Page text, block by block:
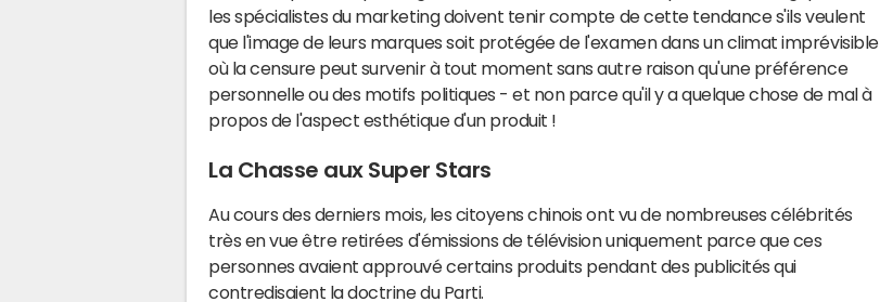
les spécialistes du marketing doivent tenir compte de cette tendance s'ils veulent
que l'image de leurs marques soit protégée de l'examen dans un climat imprévisible
où la censure peut survenir à tout moment sans autre raison qu'une préférence
personnelle ou des motifs politiques - et non parce qu'il y a quelque chose de mal à
propos de l'aspect esthétique d'un produit !
La Chasse aux Super Stars
Au cours des derniers mois, les citoyens chinois ont vu de nombreuses célébrités
très en vue être retirées d'émissions de télévision uniquement parce que ces
personnes avaient approuvé certains produits pendant des publicités qui
contredisaient la doctrine du Parti.